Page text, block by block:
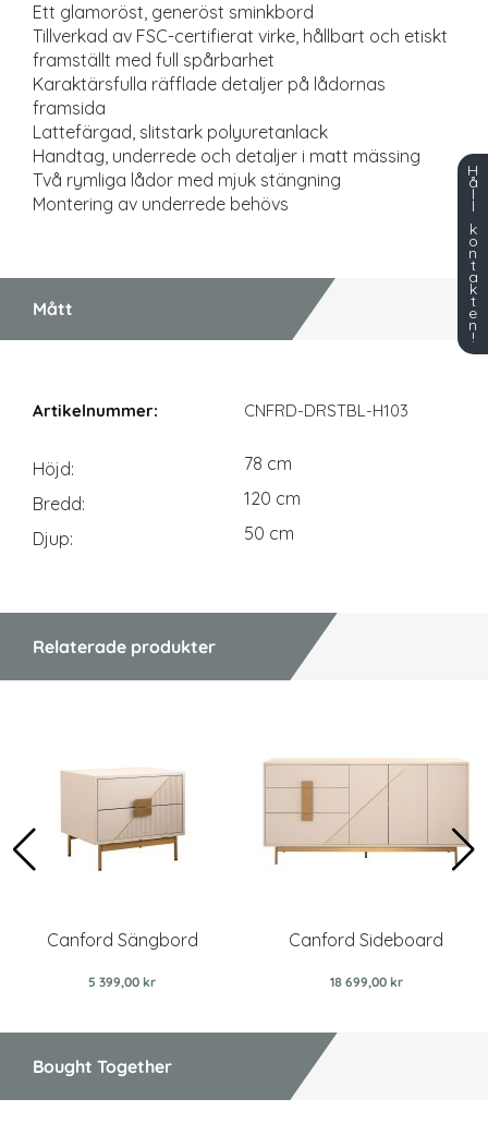
Ett glamoröst, generöst sminkbord
Tillverkad av FSC-certifierat virke, hållbart och etiskt
framställt med full spårbarhet
Karaktärsfulla räfflade detaljer på lådornas
framsida
Lattefärgad, slitstark polyuretanlack
Handtag, underrede och detaljer i matt mässing
Två rymliga lådor med mjuk stängning
Montering av underrede behövs
Mått
CNFRD-DRSTBL-H103
Höjd
78 cm
Bredd
120 cm
Djup
50 cm
Relaterade produkter
Canford Sängbord
5 399,00 kr
Canford Sideboard
18 699,00 kr
Bought Together
H
å
l
l
k
o
n
t
a
k
t
e
n
!